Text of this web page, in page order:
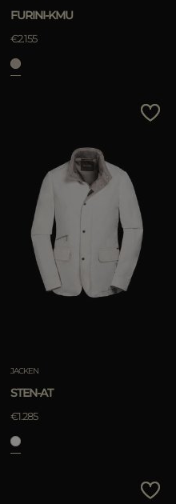
FURINI-KMU
€2.155
JACKEN
STEN-AT
€1.285